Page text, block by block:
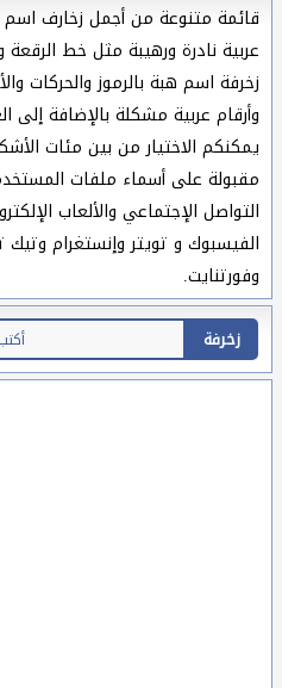
قائمة متنوعة من أجمل زخارف
عربية نادرة ورهيبة مثل خط
زخرفة اسم هبة بالرموز والحركات
وأرقام عربية مشكلة بالإضافة إلى
يمكنكم الاختيار من بين مئات
مقبولة على أسماء ملفات
التواصل الإجتماعي والألعاب
الفيسبوك و تويتر وإنستغرام
وفورتنايت.
زخرفة